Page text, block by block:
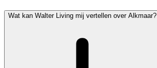
Wat kan Walter Living mij vertellen over Alkmaar?